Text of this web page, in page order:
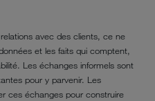
avec des clients, ce ne
et les faits qui comptent,
Les échanges informels sont
pour y parvenir. Les
ces échanges pour construire